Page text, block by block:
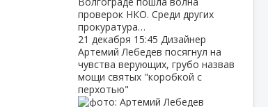
проверок НКО. Среди других
прокуратура…
21 декабря 15:45 Дизайнер
Артемий Лебедев посягнул на
чувства верующих, грубо назвав
мощи святых "коробкой с
перхотью"